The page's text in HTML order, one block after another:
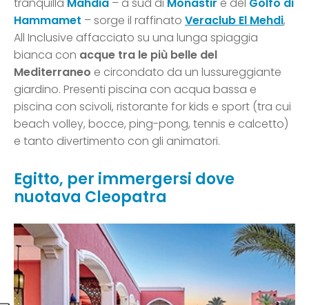
tranquilla Mahdia – a sud di Monastir e del Golfo di
Hammamet – sorge il raffinato Veraclub El Mehdi,
All Inclusive affacciato su una lunga spiaggia
bianca con acque tra le più belle del
Mediterraneo e circondato da un lussureggiante
giardino. Presenti piscina con acqua bassa e
piscina con scivoli, ristorante for kids e sport (tra cui
beach volley, bocce, ping-pong, tennis e calcetto)
e tanto divertimento con gli animatori.
Egitto, per immergersi dove
nuotava Cleopatra